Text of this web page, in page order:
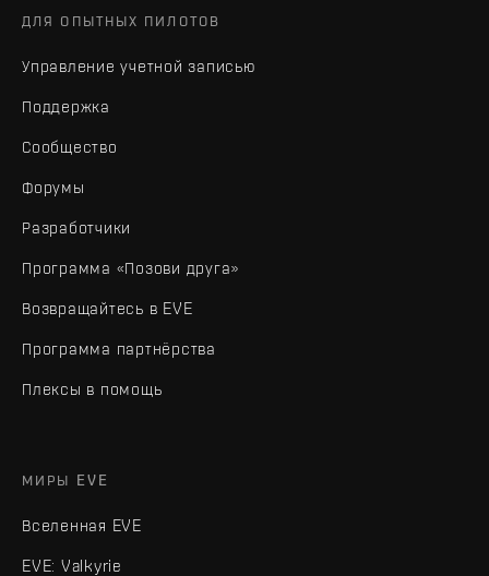
ДЛЯ ОПЫТНЫХ ПИЛОТОВ
Управление учетной записью
Поддержка
Сообщество
Форумы
Разработчики
Программа «Позови друга»
Возвращайтесь в EVE
Программа партнёрства
Плексы в помощь
МИРЫ EVE
Вселенная EVE
EVE: Valkyrie